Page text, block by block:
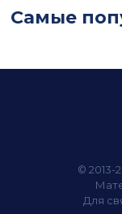
Самые
© 2013-
Для